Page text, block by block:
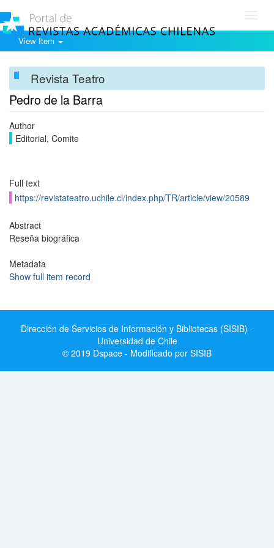
View Item
Revista Teatro
Pedro de la Barra
Author
Editorial, Comite
Full text
https://revistateatro.uchile.cl/index.php/TR/article/view/20589
Abstract
Reseña biográfica
Metadata
Show full item record
Dirección de Servicios de Información y Bibliotecas (SISIB) -
Universidad de Chile
© 2019 Dspace - Modificado por SISIB